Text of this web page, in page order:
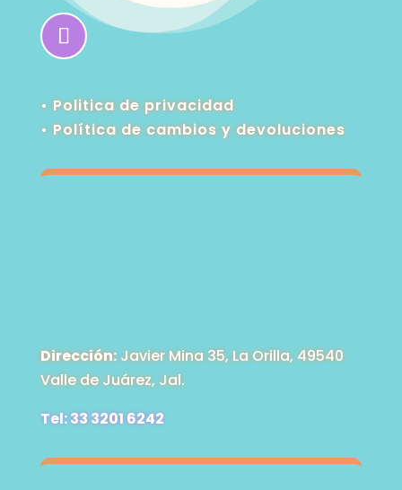
• Politica de privacidad
•Política de cambios y devoluciones
Dirección:Javier Mina 35, La Orilla, 49540
Valle de Juárez, Jal.
Tel: 33 3201 6242